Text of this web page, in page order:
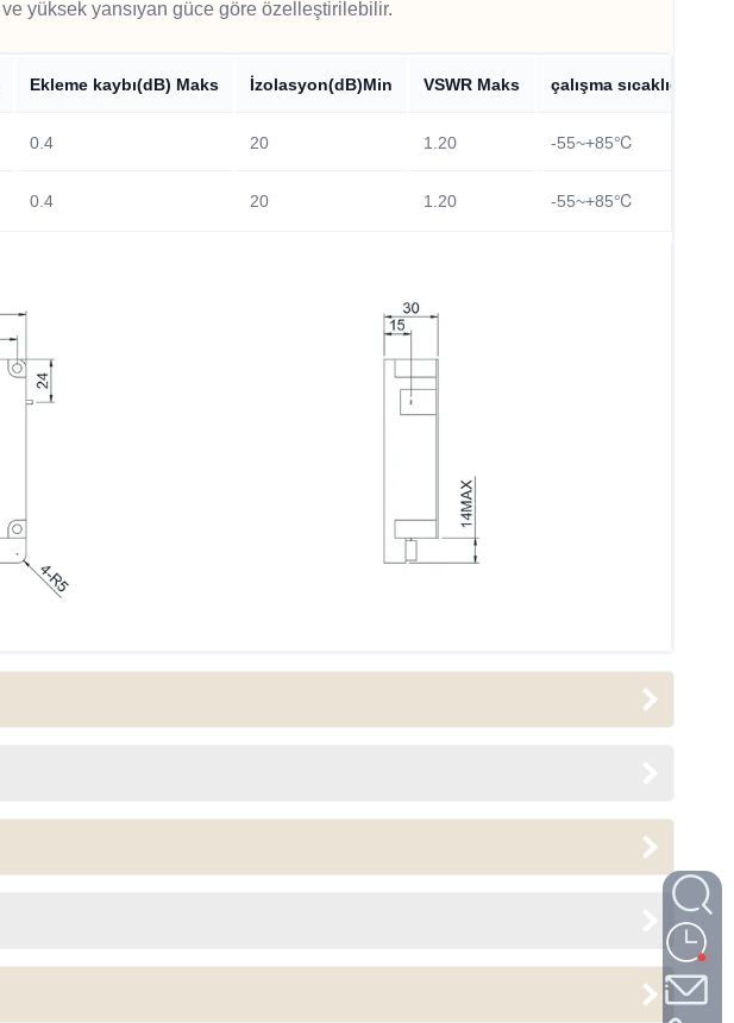
yüksek yansıyan güce göre özelleştirilebilir.
Ekleme kaybı(dB) Maks İzolasyon(dB)Min VSWR Maks çalışma sıcaklığı(℃ )
0.4 20 1.20 -55~+85℃
0.4 20 1.20 -55~+85℃